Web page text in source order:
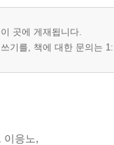
곳에 게재됩니다.
기를, 책에 대한 문의는
이응노,